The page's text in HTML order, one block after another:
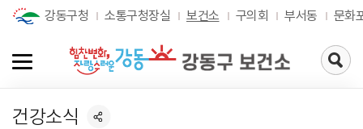
강동구청 소통구청장실 보건소 구의회 부서동 문화
검
색
건강소식